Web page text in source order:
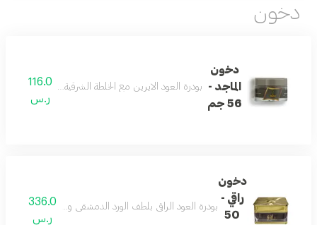
دخون
دخون
الماجد -
56 جم
بودرة العود الايرين مع الخلطة الشرقية إستخدام يومي
116.0
ر.س
دخون
راقي -
50
بودرة العود الراقي بلطف الورد الدمشقي ودفْ المريمية
336.0
ر.س